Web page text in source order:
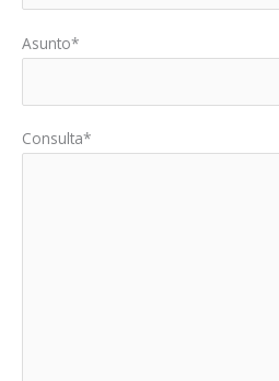
Asunto*
Consulta*